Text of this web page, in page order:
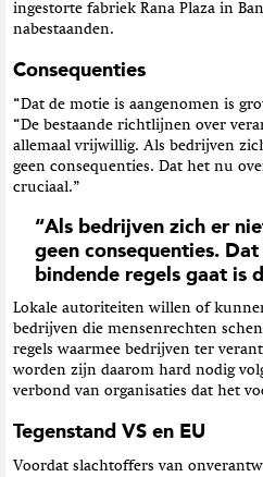
ingestorte fabriek Rana Plaza in
nabestaanden.
Consequenties
“Dat de motie is aangenomen is
“De bestaande richtlijnen over
allemaal vrijwillig. Als bedrijven
geen consequenties. Dat het nu
cruciaal.”
“Als bedrijven zich er
geen consequenties.
bindende regels gaat is
Lokale autoriteiten willen of
bedrijven die mensenrechten
regels waarmee bedrijven ter
worden zijn daarom hard nodig
verbond van organisaties dat het
Tegenstand VS en EU
Voordat slachtoffers van